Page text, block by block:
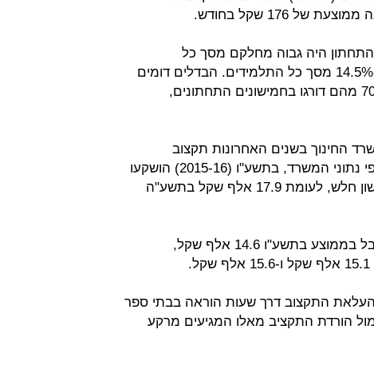
176 שקל בחודש.
היה גבוה מחלקם מסך כל
התלמידים – 64.2% בחמישון התחתון ו-14.5% מסך כל התלמידים. הבדלים דומים
קיימים בנתוני התלמידים הערבים: 70.5% מהם דורגו בחמישונים התחתונים,
החינוך בשנים האחרונות תקצוב
דיפרנציאלי חלקי בין חמישוני הטיפוח. לפי נתוני המשרד, בתשע"ו (2015-16) הושקעו
בממוצע 19.1 אלף שקל בתלמיד מחמישון חלש, לעומת 17.9 אלף שקל בתשע"ה
מנגד, תלמיד מהחמישון החזק ביותר קיבל בממוצע בתשע"ו 14.6 אלף שקל,
התקצוב דרך שעות הוראה בבתי ספר
הורדת התקציב מאלו המגיעים מרקע